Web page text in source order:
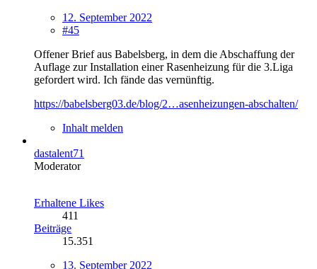
12. September 2022
#45
Offener Brief aus Babelsberg, in dem die Abschaffung der
Auflage zur Installation einer Rasenheizung für die 3.Liga
gefordert wird. Ich fände das vernünftig.
https://babelsberg03.de/blog/2…asenheizungen-abschalten/
Inhalt melden
dastalent71
Moderator
Erhaltene Likes
411
Beiträge
15.351
13. September 2022